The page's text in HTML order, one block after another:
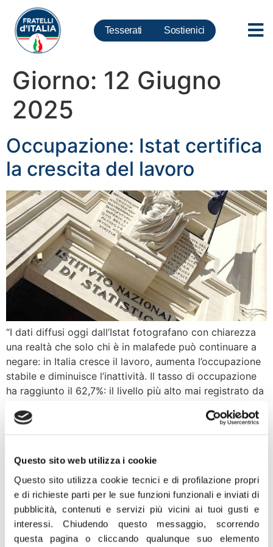
Questo sito web utilizza i cookie
Questo sito utilizza cookie tecnici e di profilazione propri
e di richieste parti per le sue funzioni funzionali e inviati di
pubblicità, contenuti e servizi più vicini ai tuoi gusti e
interessi.Chiudendo questo messaggio, scorrendo
questa pagina o cliccando qualunque suo elemento
Tesserati Sostienici
Giorno: 12 Giugno
2025
Occupazione: Istat certifica
la crescita del lavoro
“I dati diffusi oggi dall’Istat fotografano con chiarezza
una realtà che solo chi è in malafede può continuare a
negare: in Italia cresce il lavoro, aumenta l’occupazione
stabile e diminuisce l’inattività. Il tasso di occupazione
ha raggiunto il 62,7%: il livello più alto mai registrato da
Rispetto al […]
pagamento avvenuto prima
dei controlli di idoneità
“In commissione Covid la seconda parte dell’esame